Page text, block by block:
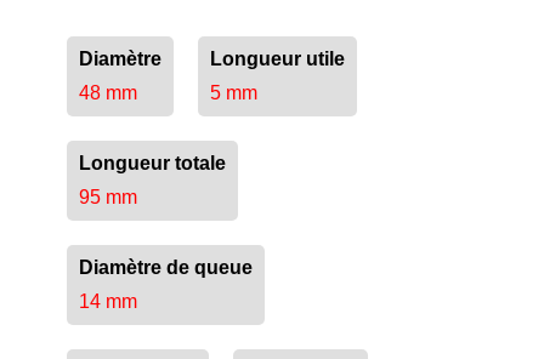
Diamètre
48 mm
Longueur utile
5 mm
Longueur totale
95 mm
Diamètre de queue
14 mm